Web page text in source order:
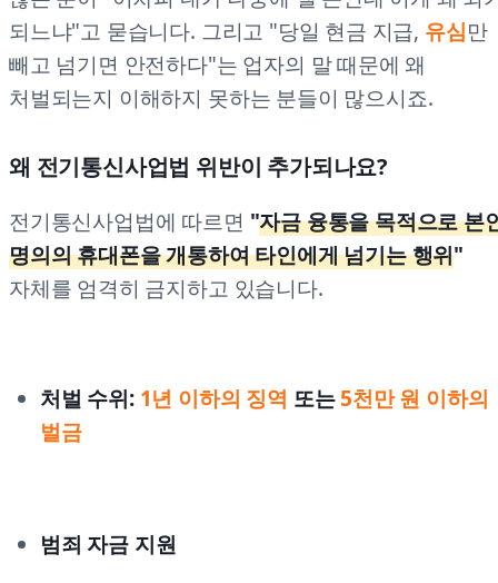
되느냐"고 묻습니다. 그리고 "당일 현금 지급, 유심만
빼고 넘기면 안전하다"는 업자의 말 때문에 왜
처벌되는지 이해하지 못하는 분들이 많으시죠.
왜 전기통신사업법 위반이 추가되나요?
전기통신사업법에 따르면 "자금 융통을 목적으로 본
명의의 휴대폰을 개통하여 타인에게 넘기는 행위"
자체를 엄격히 금지하고 있습니다.
처벌 수위: 1년 이하의 징역 또는5천만 원 이하의
벌금
범죄 자금 지원